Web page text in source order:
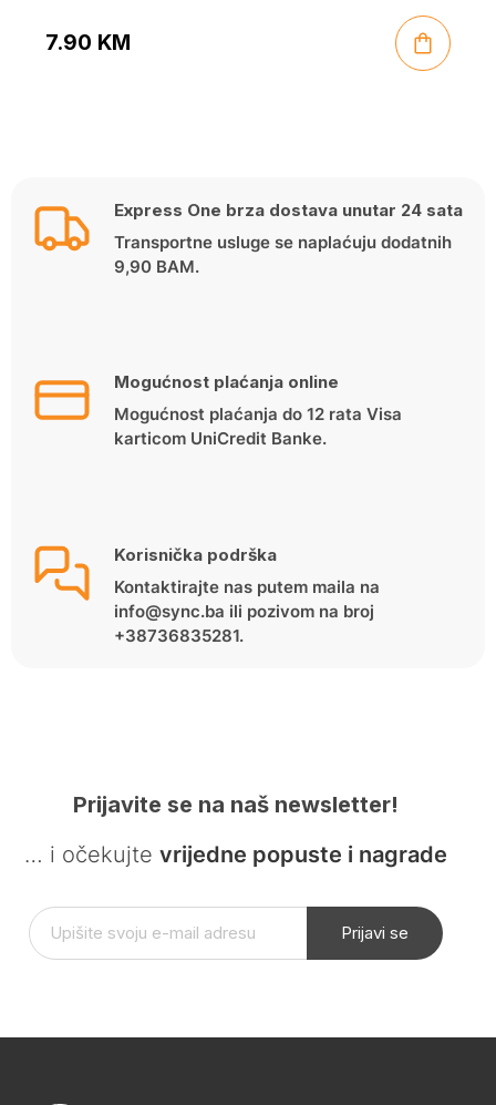
7.90 KM
Express One brza dostava unutar 24 sata
Transportne usluge se naplaćuju dodatnih
9,90 BAM.
Mogućnost plaćanja online
Mogućnost plaćanja do 12 rata Visa
karticom UniCredit Banke.
Korisnička podrška
Kontaktirajte nas putem maila na
info@sync.ba ili pozivom na broj
+38736835281.
Prijavite se na naš newsletter!
… i očekujte vrijedne popuste i nagrade
Prijavi se